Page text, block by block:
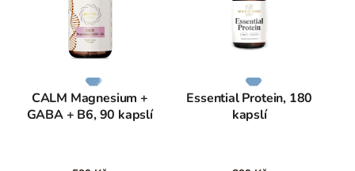
CALM Magnesium +
GABA + B6, 90 kapslí
Essential Protein, 180
kapslí